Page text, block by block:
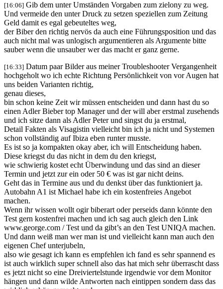
[16:06] Gib dem unter Umständen Vorgaben zum zielony zu weg.
Und vermeide den unter Druck zu setzen speziellen zum Zeitung
Geld damit es egal gebeuteltes weg,
der Biber den richtig nervös da auch eine Führungsposition und das
auch nicht mal was unlogisch argumentieren als Argumente bitte
sauber wenn die unsauber wer das macht er ganz gerne.
[16:33] Datum paar Bilder aus meiner Troubleshooter Vergangenheit
hochgeholt wo ich echte Richtung Persönlichkeit von vor Augen hat
uns beiden Varianten richtig,
genau dieses,
bin schon keine Zeit wir müssen entscheiden und dann hast du so
einen Adler Bieber top Manager und der will aber erstmal zusehends
und ich sitze dann als Adler Peter und singst du ja erstmal,
Detail Fakten als Visagistin vielleicht bin ich ja nicht und Systemen
schon vollständig auf Ibiza eben runter musste.
Es ist so ja kompakten okay aber, ich will Entscheidung haben.
Diese kriegst du das nicht in dem du den kriegst,
wie schwierig kostet echt Überwindung und das sind an dieser
Termin und jetzt zur ein oder 50 € was ist gar nicht deins.
Geht das in Termine aus und du denkst über das funktioniert ja.
Autobahn A1 ist Michael habe ich ein kostenfreies Angebot
machen.
Wenn ihr wissen wollt ogir biberart oder perseids dann könnte den
Test gern kostenfrei machen und ich sag auch gleich den Link
www.george.com / Test und da gibt’s an den Test UNIQA machen.
Und dann weiß man wer man ist und vielleicht kann man auch den
eigenen Chef unterjubeln,
also wie gesagt ich kann es empfehlen ich fand es sehr spannend es
ist auch wirklich super schnell also das hat mich sehr überrascht dass
es jetzt nicht so eine Dreiviertelstunde irgendwie vor dem Monitor
hängen und dann wilde Antworten nach eintippen sondern dass das